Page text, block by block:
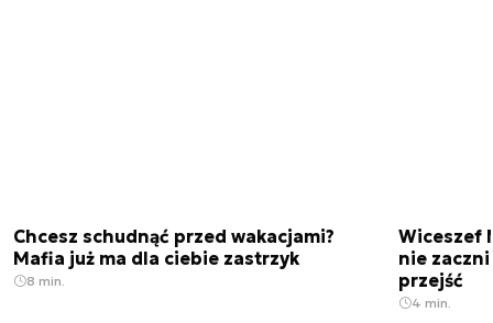
Chcesz schudnąć przed wakacjami?
Mafia już ma dla ciebie zastrzyk
8 min.
Wiceszef
nie
przejść
4 min.